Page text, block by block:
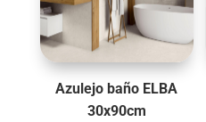
Azulejo baño ELBA
30x90cm